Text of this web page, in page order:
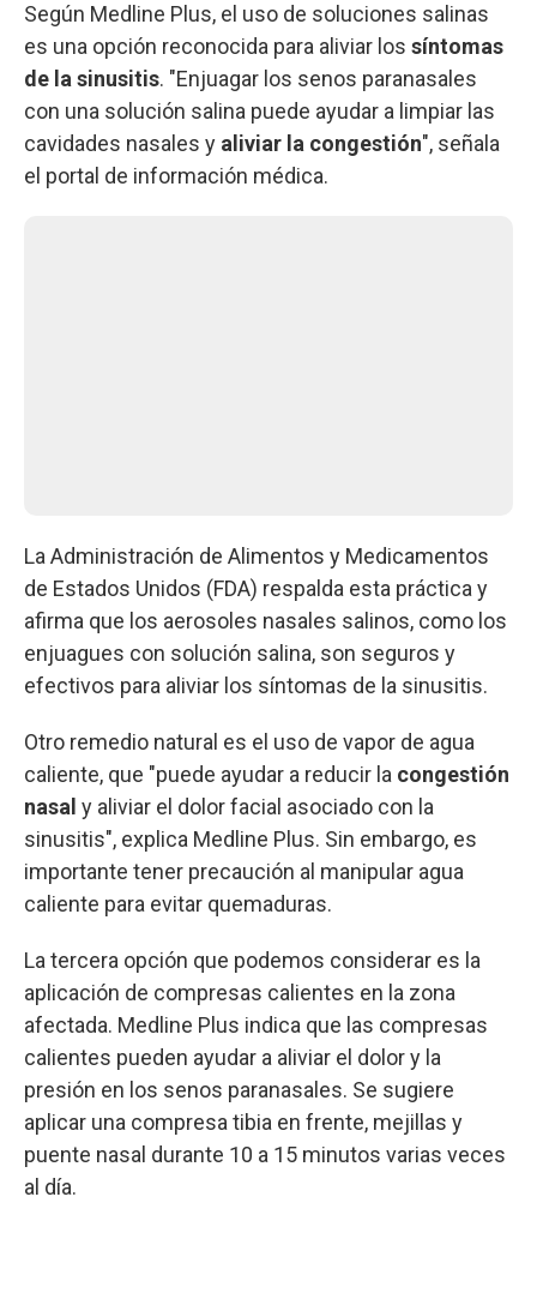
Según Medline Plus, el uso de soluciones salinas
es una opción reconocida para aliviar los síntomas
de la sinusitis. "Enjuagar los senos paranasales
con una solución salina puede ayudar a limpiar las
cavidades nasales y aliviar la congestión", señala
el portal de información médica.
La Administración de Alimentos y Medicamentos
de Estados Unidos (FDA) respalda esta práctica y
afirma que los aerosoles nasales salinos, como los
enjuagues con solución salina, son seguros y
efectivos para aliviar los síntomas de la sinusitis.
Otro remedio natural es el uso de vapor de agua
caliente, que "puede ayudar a reducir la congestión
nasal y aliviar el dolor facial asociado con la
sinusitis", explica Medline Plus. Sin embargo, es
importante tener precaución al manipular agua
caliente para evitar quemaduras.
La tercera opción que podemos considerar es la
aplicación de compresas calientes en la zona
afectada. Medline Plus indica que las compresas
calientes pueden ayudar a aliviar el dolor y la
presión en los senos paranasales. Se sugiere
aplicar una compresa tibia en frente, mejillas y
puente nasal durante 10 a 15 minutos varias veces
al día.